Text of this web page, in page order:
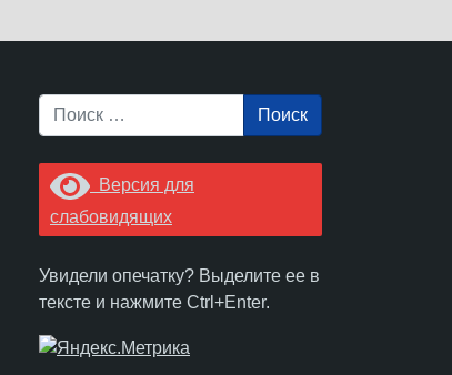
Поиск
Версия для
слабовидящих
Увидели опечатку? Выделите ее в
тексте и нажмите Ctrl+Enter.